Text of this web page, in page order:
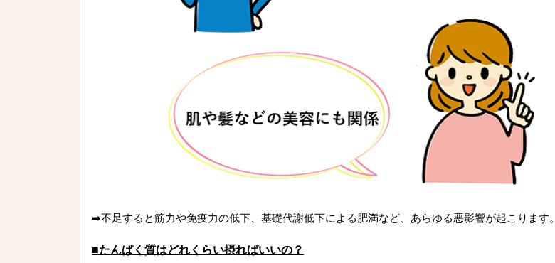
➡不足すると筋力や免疫力の低下、基礎代謝低下による肥満など、あらゆる悪影響が起こります。
■たんぱく質はどれくらい摂ればいいの？